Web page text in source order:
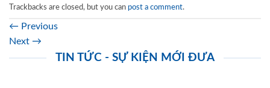
Trackbacks are closed, but you can post a comment.
← Previous
Next →
TIN TỨC - SỰ KIỆN MỚI ĐƯA